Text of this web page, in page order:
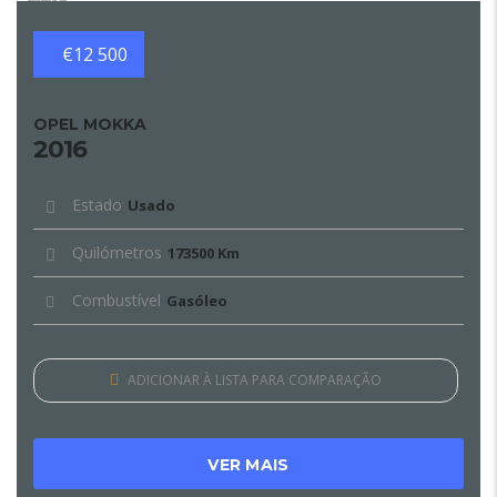
€12 500
OPEL MOKKA
2016
Estado Usado
Quilómetros 173500 Km
Combustível Gasóleo
ADICIONAR À LISTA PARA COMPARAÇÃO
VER MAIS